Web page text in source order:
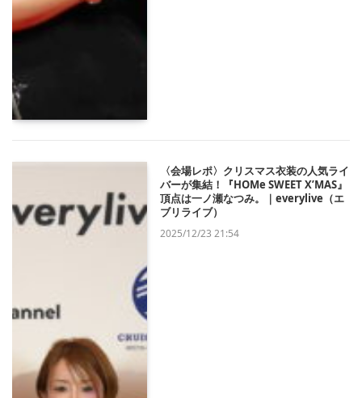
〈会場レポ〉クリスマス衣装の人気ライ
バーが集結！『HOMe SWEET X’MAS』
頂点は一ノ瀬なつみ。｜everylive（エ
ブリライブ）
2025/12/23 21:54